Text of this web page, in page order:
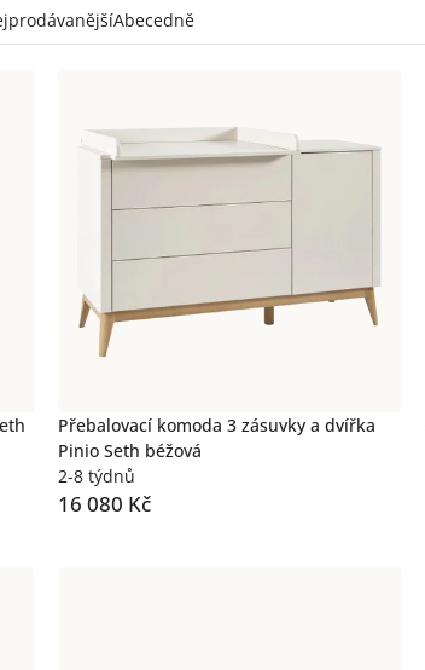
Abecedně
Přebalovací komoda 3 zásuvky a dvířka
Pinio Seth béžová
2-8 týdnů
16 080 Kč